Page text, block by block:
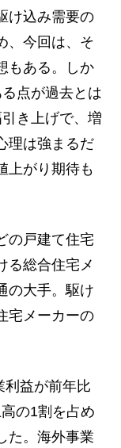
け込み需要の
、今回は、そ
もある。しか
点が過去とは
き上げで、増
理は強まるだ
上がり期待も
の戸建て住宅
る総合住宅メ
の大手。駆け
宅メーカーの
利益が前年比
の1割を占め
た。海外事業